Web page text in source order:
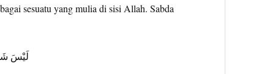
sesuatu yang mulia di sisi Allah. Sabda
لَيْسَ